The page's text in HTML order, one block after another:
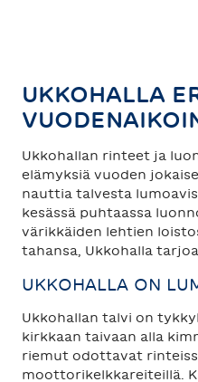
UKKOHALLA
Ukkohallan rinteet ja
elämyksiä vuoden
nauttia talvesta
kesässä puhtaassa
värikkäiden lehtien
tahansa, Ukkohalla
UKKOHALLA ON
Ukkohallan talvi on
kirkkaan taivaan alla
riemut odottavat
moottorikelkkareiteillä.